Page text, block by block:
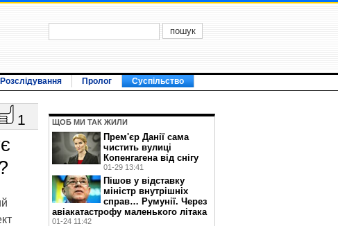
Розслідування Пролог Суспільство
1 ЩОБ МИ ТАК ЖИЛИ
Прем'єр Данії сама
чистить вулиці
Копенгагена від снігу
01-29 13:41
Пішов у відставку
міністр внутрішніх
справ… Румунії. Через
авіакатастрофу маленького літака
01-24 11:42